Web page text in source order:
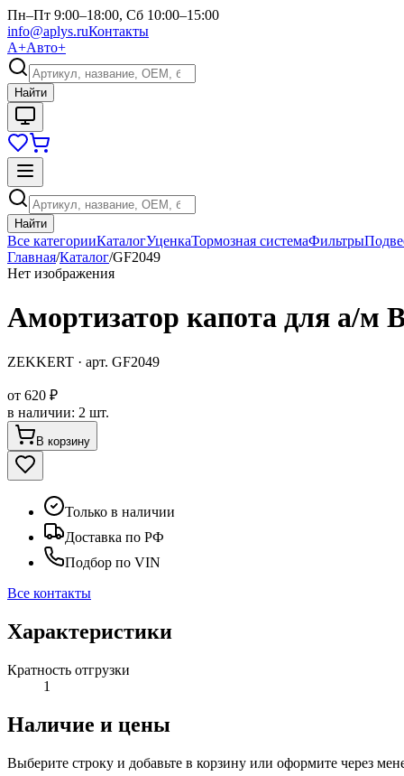
Пн–Пт 9:00–18:00, Сб 10:00–15:00
info@aplys.ruКонтакты
А+Авто+
Найти
Найти
Все категорииКаталогУценкаТормозная системаФильтры
Главная/Каталог/GF2049
Нет изображения
Амортизатор капота для а/м
ZEKKERT · арт. GF2049
от 620 ₽
в наличии: 2 шт.
В корзину
Только в наличии
Доставка по РФ
Подбор по VIN
Все контакты
Характеристики
Кратность отгрузки
1
Наличие и цены
Выберите строку и добавьте в корзину или оформите через